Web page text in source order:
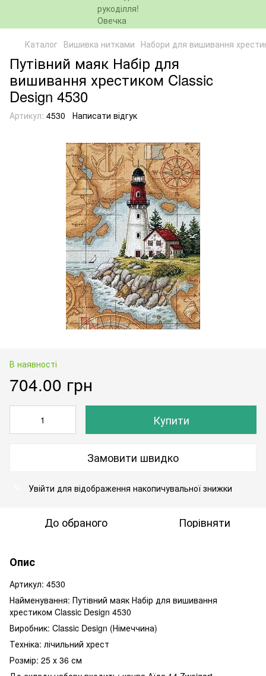
Каталог Вишивка нитками Набори для вишивання
Путівний маяк Набір для
вишивання хрестиком Classic
Design 4530
Артикул: 4530 Написати відгук
В наявності
704.00 грн
Купити
Замовити швидко
Увійти для відображення накопичувальної знижки
До обраного Порівняти
Опис
Артикул: 4530
Найменування: Путівний маяк Набір для вишивання
хрестиком Classic Design 4530
Виробник: Classic Design (Німеччина)
Техніка: лічильний хрест
Розмір: 25 х 36 см